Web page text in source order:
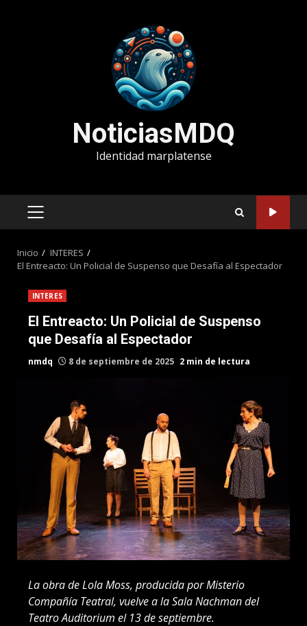
NoticiasMDQ
Identidad marplatense
MENÚ
Inicio
INTERES
El Entreacto: Un Policial de Suspenso que Desafía al Espectador
INTERES
El Entreacto: Un Policial de Suspenso
que Desafía al Espectador
nmdq 8 de septiembre de 2025 2 min de lectura
La obra de Lola Moss, producida por Misterio
Compañía Teatral, vuelve a la Sala Nachman del
Teatro Auditorium el 13 de septiembre.